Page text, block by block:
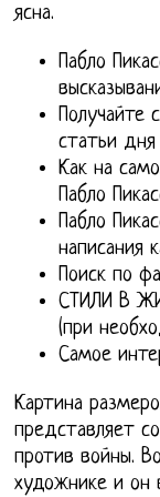
ясна.
Пабло
Получайте
статьи
Как на
Пабло
Пабло
написания
Поиск по
СТИЛИ В
(при
Самое
Картина
представляет
против войны.
художнике и он